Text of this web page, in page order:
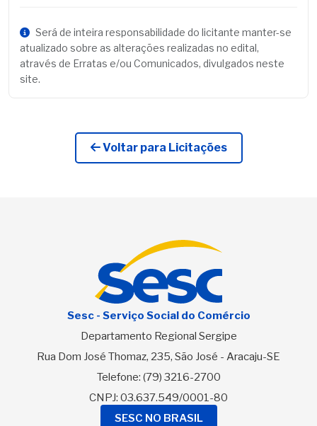
Será de inteira responsabilidade do licitante manter-se
atualizado sobre as alterações realizadas no edital,
através de Erratas e/ou Comunicados, divulgados neste
site.
Voltar para Licitações
Sesc - Serviço Social do Comércio
Departamento Regional Sergipe
Rua Dom José Thomaz, 235, São José - Aracaju-SE
Telefone: (79) 3216-2700
CNPJ: 03.637.549/0001-80
SESC NO BRASIL